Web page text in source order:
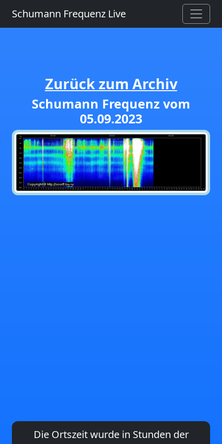
Schumann Frequenz Live
Zurück zum Archiv
Schumann Frequenz vom
05.09.2023
Die Ortszeit wurde in Stunden der